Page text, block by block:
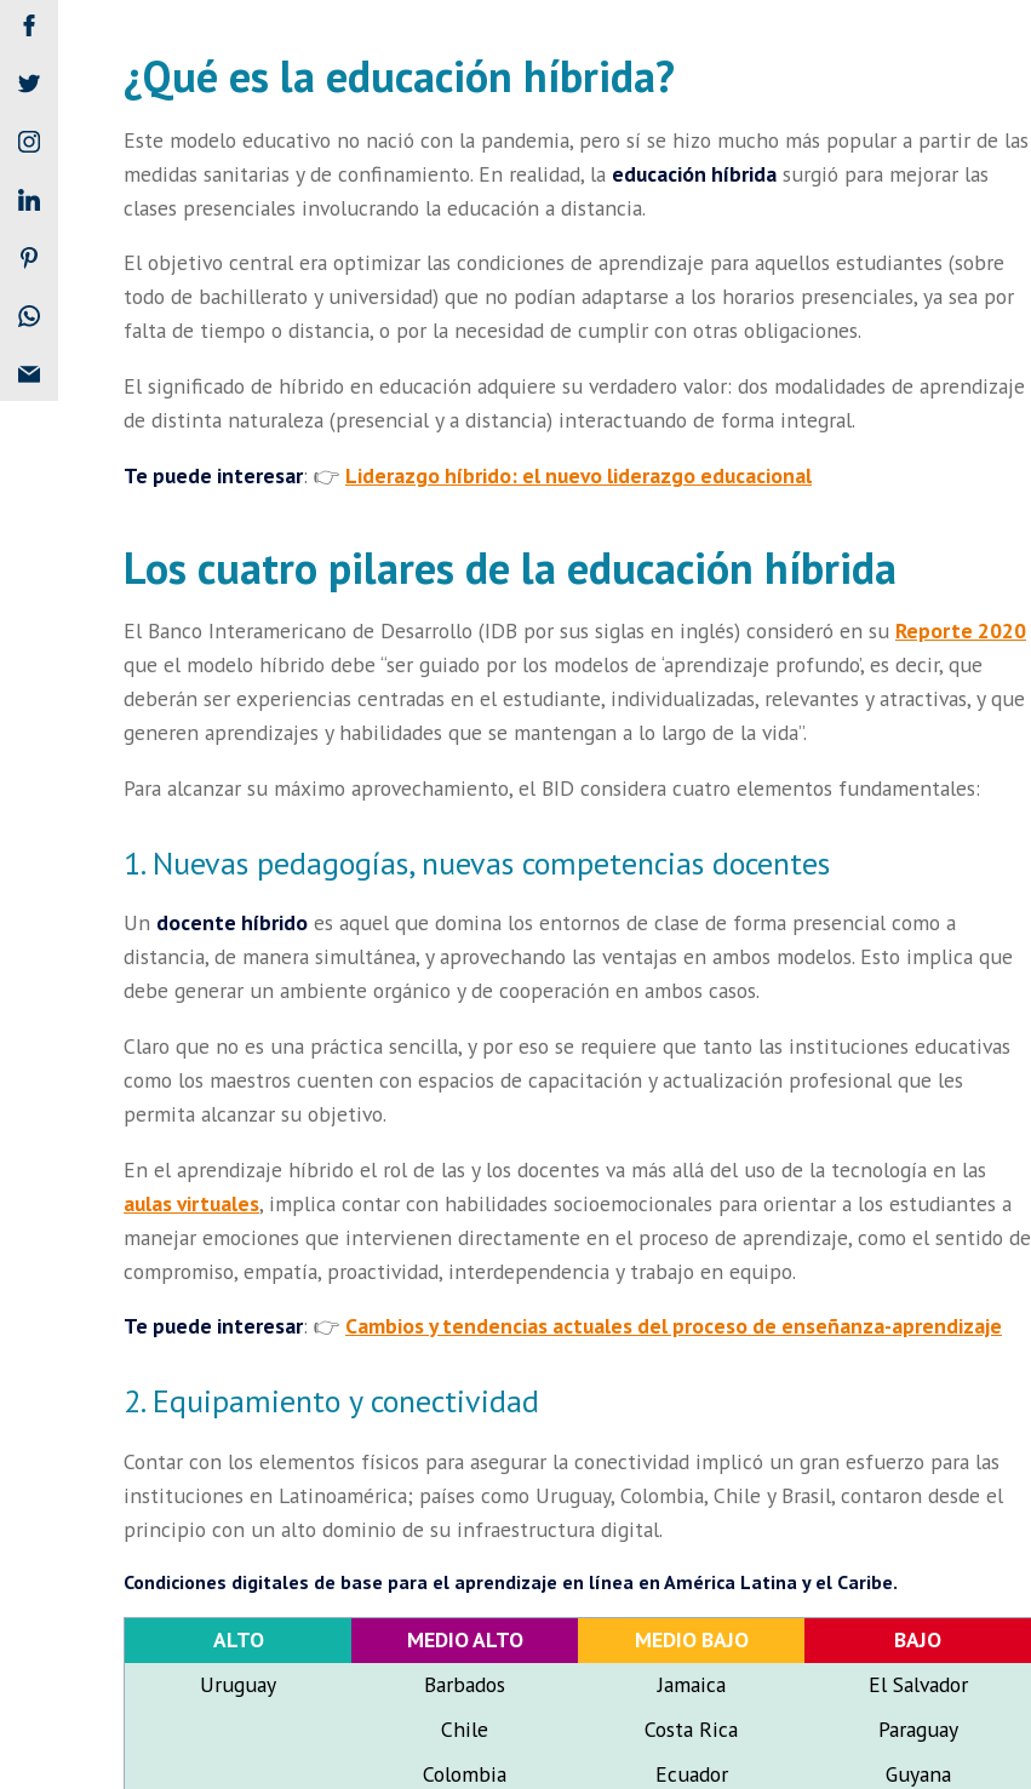
¿Qué es la educación híbrida?
Este modelo educativo no nació con la pandemia, pero sí se hizo mucho más popular a partir de las
medidas sanitarias y de confinamiento. En realidad, la educación híbrida surgió para mejorar las
clases presenciales involucrando la educación a distancia.
El objetivo central era optimizar las condiciones de aprendizaje para aquellos estudiantes (sobre
todo de bachillerato y universidad) que no podían adaptarse a los horarios presenciales, ya sea por
falta de tiempo o distancia, o por la necesidad de cumplir con otras obligaciones.
El significado de híbrido en educación adquiere su verdadero valor: dos modalidades de aprendizaje
de distinta naturaleza (presencial y a distancia) interactuando de forma integral.
Te puede interesar: 👉 Liderazgo híbrido: el nuevo liderazgo educacional
Los cuatro pilares de la educación híbrida
El Banco Interamericano de Desarrollo (IDB por sus siglas en inglés) consideró en su Reporte 2020
que el modelo híbrido debe “ser guiado por los modelos de ‘aprendizaje profundo’, es decir, que
deberán ser experiencias centradas en el estudiante, individualizadas, relevantes y atractivas, y que
generen aprendizajes y habilidades que se mantengan a lo largo de la vida”.
Para alcanzar su máximo aprovechamiento, el BID considera cuatro elementos fundamentales:
1. Nuevas pedagogías, nuevas competencias docentes
Un docente híbrido es aquel que domina los entornos de clase de forma presencial como a
distancia, de manera simultánea, y aprovechando las ventajas en ambos modelos. Esto implica que
debe generar un ambiente orgánico y de cooperación en ambos casos.
Claro que no es una práctica sencilla, y por eso se requiere que tanto las instituciones educativas
como los maestros cuenten con espacios de capacitación y actualización profesional que les
permita alcanzar su objetivo.
En el aprendizaje híbrido el rol de las y los docentes va más allá del uso de la tecnología en las
aulas virtuales, implica contar con habilidades socioemocionales para orientar a los estudiantes a
manejar emociones que intervienen directamente en el proceso de aprendizaje, como el sentido de
compromiso, empatía, proactividad, interdependencia y trabajo en equipo.
Te puede interesar: 👉 Cambios y tendencias actuales del proceso de enseñanza-aprendizaje
2. Equipamiento y conectividad
Contar con los elementos físicos para asegurar la conectividad implicó un gran esfuerzo para las
instituciones en Latinoamérica; países como Uruguay, Colombia, Chile y Brasil, contaron desde el
principio con un alto dominio de su infraestructura digital.
Condiciones digitales de base para el aprendizaje en línea en América Latina y el Caribe.
ALTO MEDIO ALTO MEDIO BAJO
BAJO
Uruguay
Barbados Jamaica
El Salvador
Chile
Costa Rica
Paraguay
Colombia
Ecuador Guyana